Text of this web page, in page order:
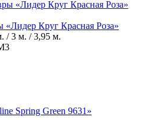
Круг Красная Роза»
/ 3 м. / 3,95 м.